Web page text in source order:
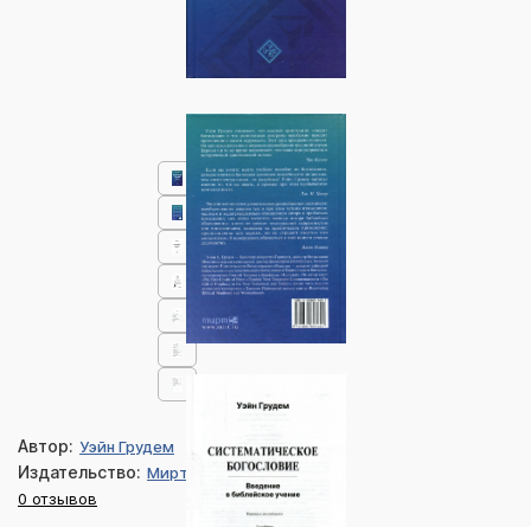
Автор: Уэйн Грудем
Издательство: Мирт
0 отзывов